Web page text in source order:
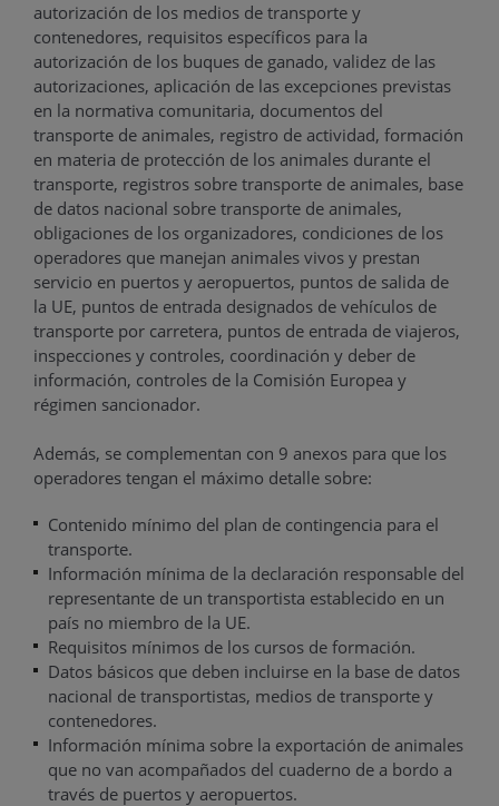
autorización de los medios de transporte y
contenedores, requisitos específicos para la
autorización de los buques de ganado, validez de las
autorizaciones, aplicación de las excepciones previstas
en la normativa comunitaria, documentos del
transporte de animales, registro de actividad, formación
en materia de protección de los animales durante el
transporte, registros sobre transporte de animales, base
de datos nacional sobre transporte de animales,
obligaciones de los organizadores, condiciones de los
operadores que manejan animales vivos y prestan
servicio en puertos y aeropuertos, puntos de salida de
la UE, puntos de entrada designados de vehículos de
transporte por carretera, puntos de entrada de viajeros,
inspecciones y controles, coordinación y deber de
información, controles de la Comisión Europea y
régimen sancionador.
Además, se complementan con 9 anexos para que los
operadores tengan el máximo detalle sobre:
Contenido mínimo del plan de contingencia para el
transporte.
Información mínima de la declaración responsable del
representante de un transportista establecido en un
país no miembro de la UE.
Requisitos mínimos de los cursos de formación.
Datos básicos que deben incluirse en la base de datos
nacional de transportistas, medios de transporte y
contenedores.
Información mínima sobre la exportación de animales
que no van acompañados del cuaderno de a bordo a
través de puertos y aeropuertos.